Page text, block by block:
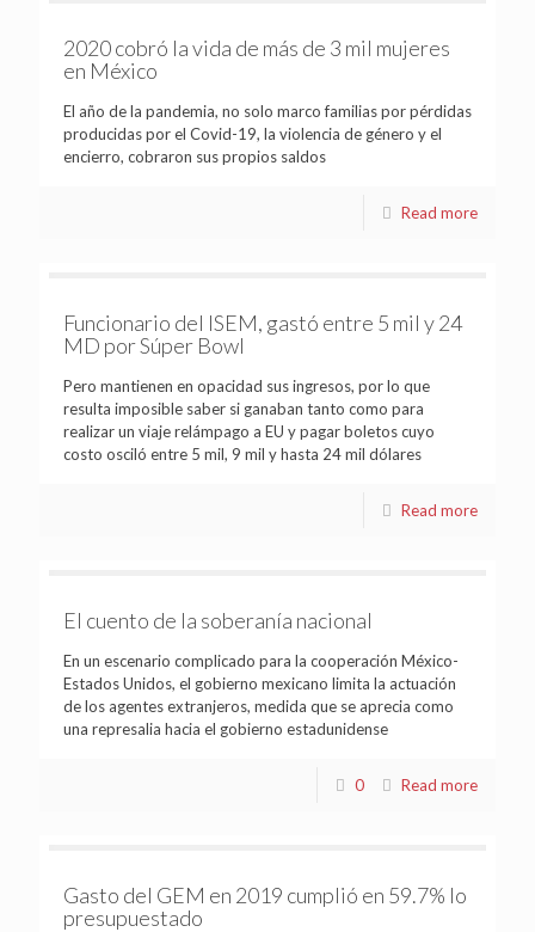
2020 cobró la vida de más de 3 mil mujeres
en México
El año de la pandemia, no solo marco familias por pérdidas
producidas por el Covid-19, la violencia de género y el
encierro, cobraron sus propios saldos
Read more
Funcionario del ISEM, gastó entre 5 mil y 24
MD por Súper Bowl
Pero mantienen en opacidad sus ingresos, por lo que
resulta imposible saber si ganaban tanto como para
realizar un viaje relámpago a EU y pagar boletos cuyo
costo osciló entre 5 mil, 9 mil y hasta 24 mil dólares
Read more
El cuento de la soberanía nacional
En un escenario complicado para la cooperación México-
Estados Unidos, el gobierno mexicano limita la actuación
de los agentes extranjeros, medida que se aprecia como
una represalia hacia el gobierno estadunidense
0 Read more
Gasto del GEM en 2019 cumplió en 59.7% lo
presupuestado